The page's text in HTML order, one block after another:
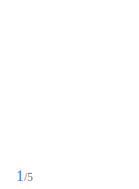
1 /5